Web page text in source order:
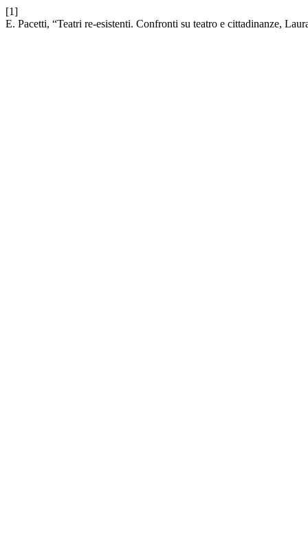
[1]
E. Pacetti, “Teatri re-esistenti. Confronti su teatro e cittadinanze,